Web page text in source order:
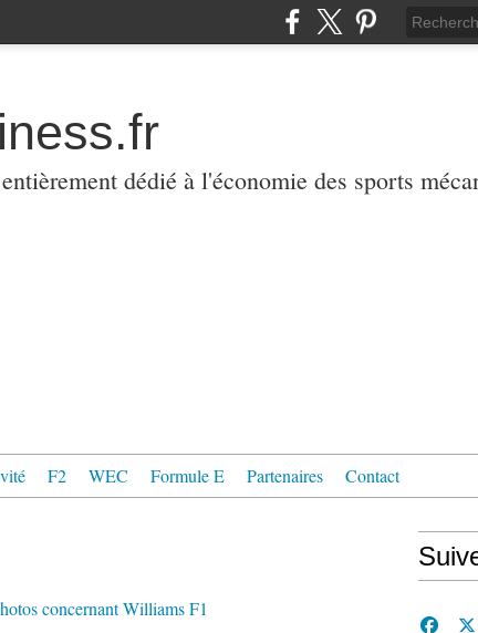
dédié à l'économie des sports
F2 WEC Formule E Partenaires Contact